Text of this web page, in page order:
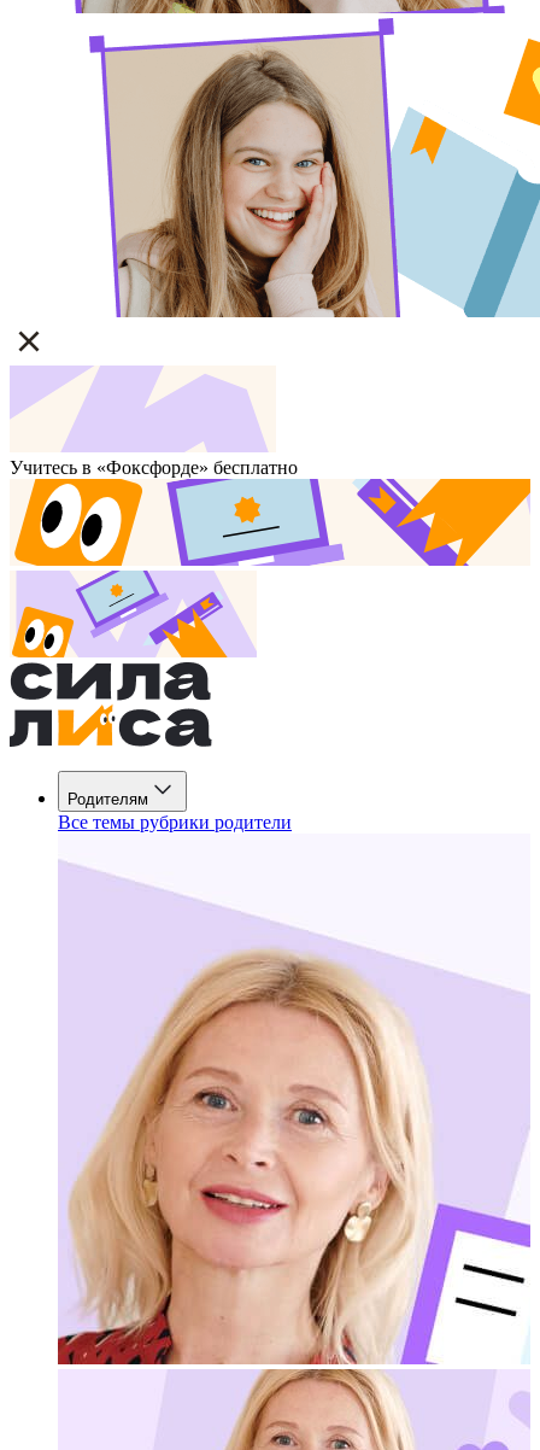
Учитесь в «Фоксфорде» бесплатно
Родителям
Все темы рубрики родители